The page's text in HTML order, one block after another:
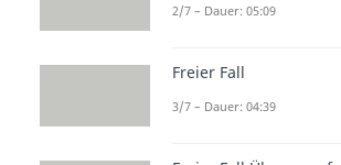
2/7 – Dauer: 05:09
Freier Fall
3/7 – Dauer: 04:39